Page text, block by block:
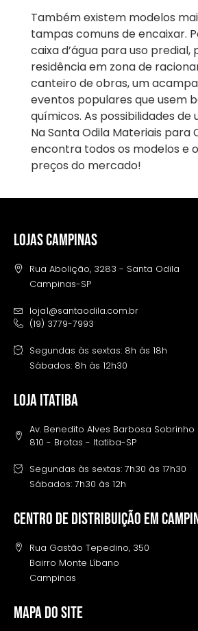
Também existem modelos
tampas comuns de encaixar.
caixa d’água para uso predial,
residência em zona de
canteiro de obras, um
eventos populares que usem
químicos. As possibilidades de
Na Santa Odila Materiais para
encontra todos os modelos e
preços do mercado!
LOJAS CAMPINAS
Rua Abolição, 3283 - Santa Odila
Campinas-SP
loja1@santaodila.com.br
(19) 3779-7993
Segundas às sextas: 8h às 18h
Sábados: 8h às 12h30
LOJA ITATIBA
Av. Benedito Alves Barbosa Sobrinho
810 - Brotas - Itatiba-SP
Segundas às sextas: 7h30 às 17h30
Sábados: 7h30 às 12h
Centro de distribuição em
Rua Gastão Tepedino, 350
Bairro Monte Líbano
Campinas
MAPA DO SITE